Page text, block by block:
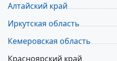
Алтайский край
Иркутская область
Кемеровская область
Красноярский край